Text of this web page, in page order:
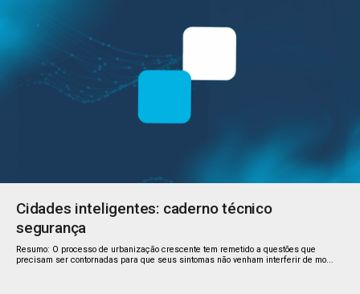
Cidades inteligentes: caderno técnico
segurança
Resumo: O processo de urbanização crescente tem remetido a questões que
precisam ser contornadas para que seus sintomas não venham interferir de mo...